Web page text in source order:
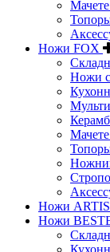
Ножи FOX
Ножи
Ножи
Ножи